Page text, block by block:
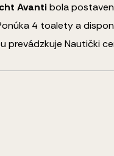
Avanti bola
4 toalety a
prevádzkuje Nautički